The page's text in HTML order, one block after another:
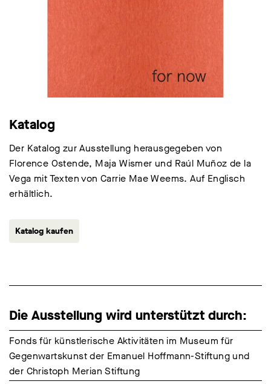
Katalog
Der Katalog zur Ausstellung herausgegeben von
Florence Ostende, Maja Wismer und Raúl Muñoz de la
Vega mit Texten von Carrie Mae Weems. Auf Englisch
erhältlich.
Katalog kaufen
Die Ausstellung wird unterstützt durch:
Fonds für künstlerische Aktivitäten im Museum für
Gegenwartskunst der Emanuel Hoffmann-Stiftung und
der Christoph Merian Stiftung